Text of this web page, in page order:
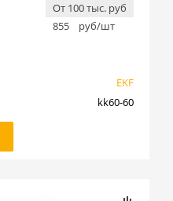
От 100 тыс. руб
855
руб/шт
EKF
kk60-60